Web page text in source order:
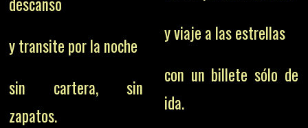
y transite por la noche
sin cartera, sin
zapatos.
y viaje a las estrellas
con un billete sólo de
ida.